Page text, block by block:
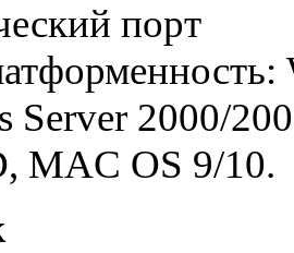
порт
Server 2000/
MAC OS 9/10.